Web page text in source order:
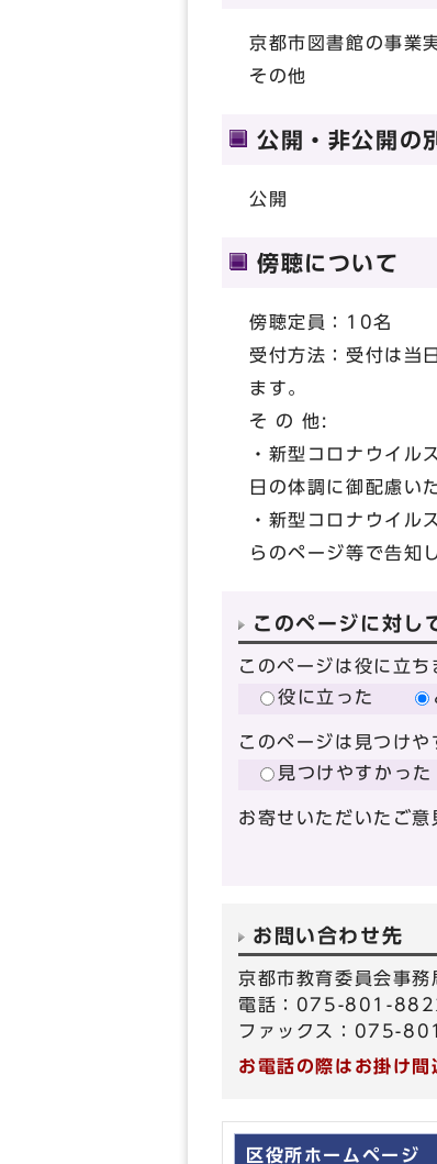
京都市図書館の事業
その他
公開・非公開の
公開
傍聴について
傍聴定員：10名
受付方法：受付は当
ます。
そ の 他:
・新型コロナウイル
日の体調に御配慮い
・新型コロナウイル
らのページ等で告知
このページに対し
このページは役に立ち
役に立った
このページは見つけや
見つけやすかった
お寄せいただいたご意
お問い合わせ先
京都市教育委員会事
電話：075-801-
ファックス：075-
お電話の際はお掛け
区役所ホームページ